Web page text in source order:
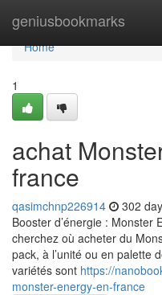
geniusbookmarks
Home
Home
1
achat
france
qasimchnp226914 302
Booster d’énergie : Monster
cherchez où acheter du
pack, à l’unité ou en palette
variétés sont https://
monster-energy-en-france